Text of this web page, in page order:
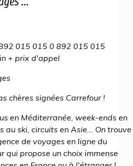
015 015 0 892 015 015
+ prix d'appel
chères signées Carrefour !
en Méditerranée, week-ends en
au ski, circuits en Asie... On trouve
de voyages en ligne du
qui propose un choix immense